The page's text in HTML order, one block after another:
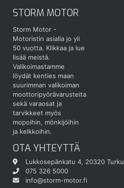
STORM MOTOR
Storm Motor -
Motoristin asialla jo yli
50 vuotta. Klikkaa ja lue
lisää meistä.
Valikoimastamme
löydät kenties maan
suurimman valikoiman
moottoripyörävarusteita
sekä varaosat ja
tarvikkeet myös
mopoihin, mönkijöihin
ja kelkkoihin.
OTA YHTEYTTÄ
Lukkosepänkatu 4, 20320 Turku
075 326 5000
info@storm-motor.fi